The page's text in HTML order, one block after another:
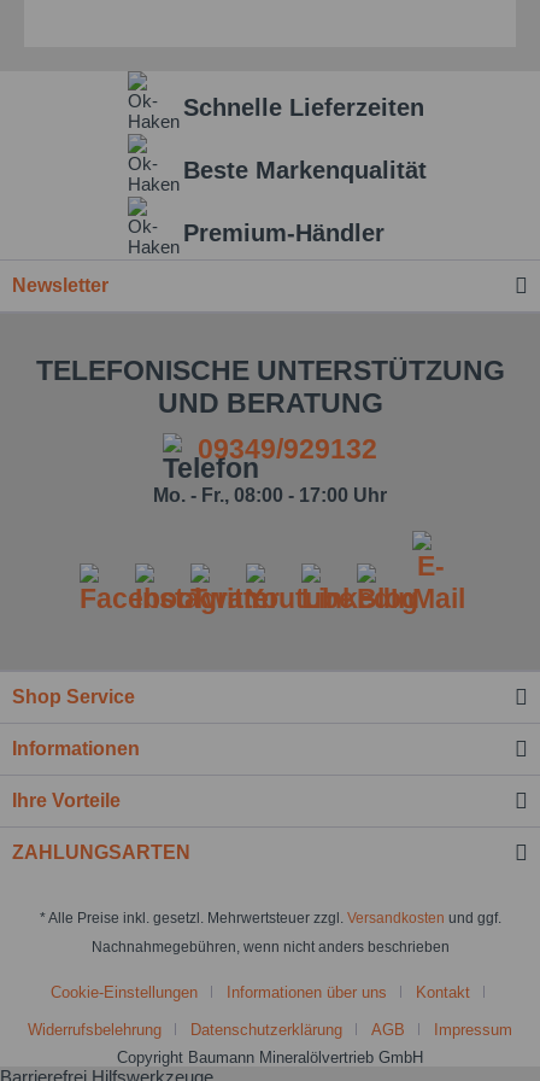
Schnelle Lieferzeiten
Beste Markenqualität
Premium-Händler
Newsletter
TELEFONISCHE UNTERSTÜTZUNG
UND BERATUNG
09349/929132
Mo. - Fr., 08:00 - 17:00 Uhr
Shop Service
Informationen
Ihre Vorteile
ZAHLUNGSARTEN
* Alle Preise inkl. gesetzl. Mehrwertsteuer zzgl. Versandkosten und ggf.
Nachnahmegebühren, wenn nicht anders beschrieben
Cookie-Einstellungen Informationen über uns Kontakt
Widerrufsbelehrung Datenschutzerklärung AGB
Impressum
Copyright Baumann Mineralölvertrieb GmbH
Barrierefrei Hilfswerkzeuge